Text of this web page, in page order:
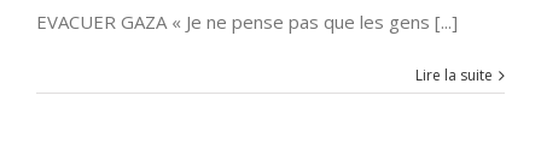
EVACUER GAZA « Je ne pense pas que les gens [...]
Lire la suite
LA UNE Accords